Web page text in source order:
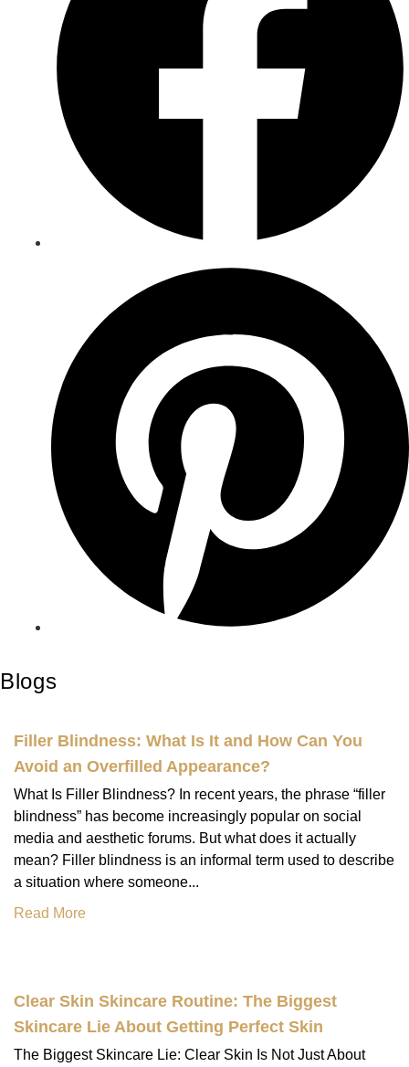
Blogs
Filler Blindness: What Is It and How Can You
Avoid an Overfilled Appearance?
What Is Filler Blindness? In recent years, the phrase “filler
blindness” has become increasingly popular on social
media and aesthetic forums. But what does it actually
mean? Filler blindness is an informal term used to describe
a situation where someone...
Read More
Clear Skin Skincare Routine: The Biggest
Skincare Lie About Getting Perfect Skin
The Biggest Skincare Lie: Clear Skin Is Not Just About